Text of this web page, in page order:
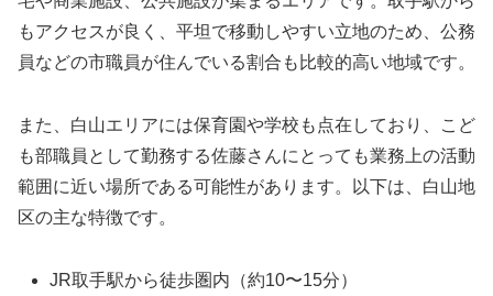
もアクセスが良く、平坦で移動しやすい立地のため、公務
員などの市職員が住んでいる割合も比較的高い地域です。
また、白山エリアには保育園や学校も点在しており、こど
も部職員として勤務する佐藤さんにとっても業務上の活動
範囲に近い場所である可能性があります。以下は、白山地
区の主な特徴です。
JR取手駅から徒歩圏内（約10〜15分）